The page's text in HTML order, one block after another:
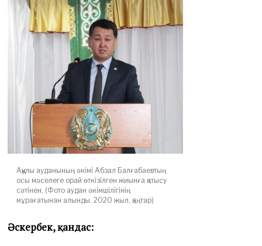
Аққулы ауданының әкімі Абзал Балғабаевтың
осы мәселеге орай өткізілген жиынға қатысу
сәтінен. (Фото аудан әкімшілігінің
мұрағатынан алынды. 2020 жыл, қаңтар)
Әскербек, қандас: